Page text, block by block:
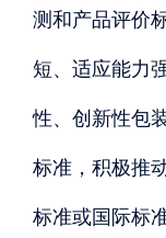
测和产品评价
短、适应能力
性、创新性包
标准，积极推
标准或国际标准